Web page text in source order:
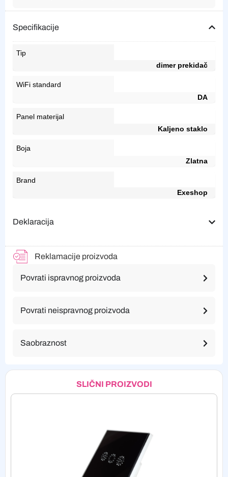
Specifikacije
Tip
dimer prekidač
WiFi standard
DA
Panel materijal
Kaljeno staklo
Boja
Zlatna
Brand
Exeshop
Deklaracija
Reklamacije proizvoda
Povrati ispravnog proizvoda
Povrati neispravnog proizvoda
Saobraznost
SLIČNI PROIZVODI